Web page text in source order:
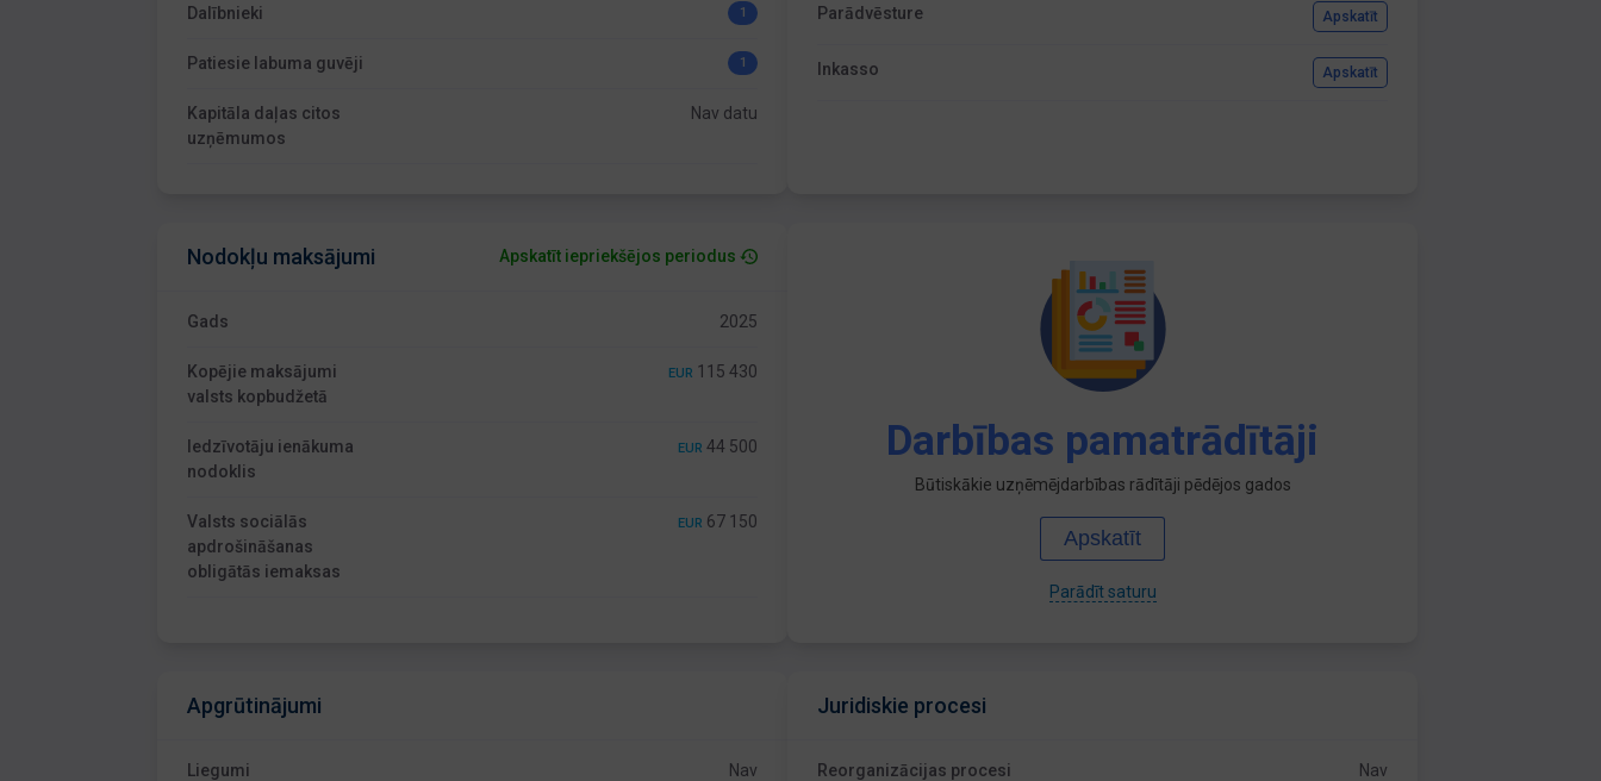
Dalībnieki 1
Patiesie labuma guvēji 1
Kapitāla daļas citos
uzņēmumos
Nav datu
Parādvēsture Apskatīt
Inkasso Apskatīt
Nodokļu maksājumi Apskatīt iepriekšējos periodus
Gads 2025
Kopējie maksājumi
valsts kopbudžetā
EUR 115 430
Iedzīvotāju ienākuma
nodoklis
EUR 44 500
Valsts sociālās
apdrošināšanas
obligātās iemaksas
EUR 67 150
Darbības pamatrādītāji
Būtiskākie uzņēmējdarbības rādītāji pēdējos gados
Apskatīt
Parādīt saturu
Apgrūtinājumi
Liegumi Nav
Juridiskie procesi
Reorganizācijas procesi Nav